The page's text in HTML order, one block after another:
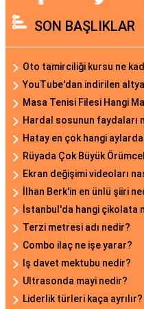
SON BAŞLIKLAR
Oto tamirciliği kursu ne
YouTube'dan indirilen
Masa Tenisi Filesi Hangi
Hardal sosunun faydaları
Hatay en çok hangi aylarda
Rüyada Çok Büyük
Ekran değişimi videoları
İlhan Berk'in en ünlü şiiri
İstanbul'da hangi çikolata
Terzi metresi adı nedir?
Combo ilaç ne işe yarar?
Iş davet mektubu nedir?
Ultrasonda mayi nedir?
Liderlik türleri kaça ayrılır?